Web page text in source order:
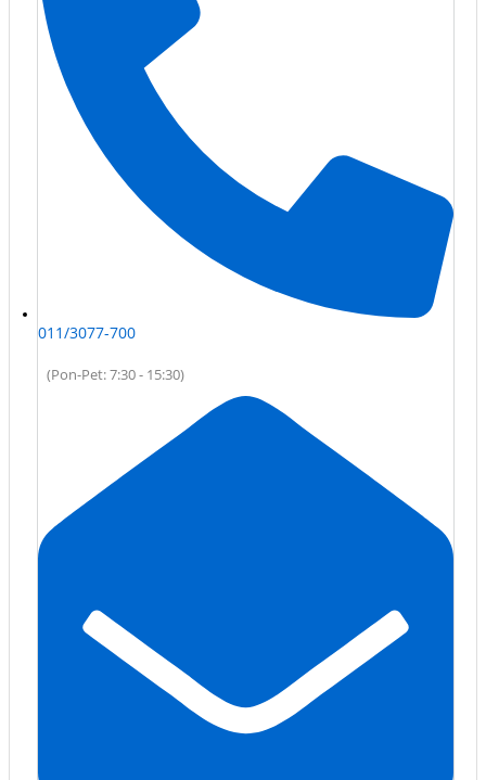
011/3077-700
(Pon-Pet: 7:30 - 15:30)